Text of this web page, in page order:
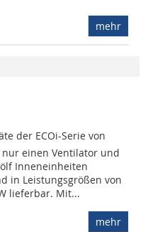
mehr
der ECOi-Serie von
nur einen Ventilator und
Inneneinheiten
in Leistungsgrößen von
lieferbar. Mit...
mehr